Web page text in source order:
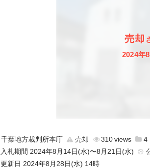
売却
2024年
千葉地方裁判所本庁 売却 310
4
入札期間 2024年8月14日(水)〜8月21日(水)
更新日 2024年8月28日(水) 14時